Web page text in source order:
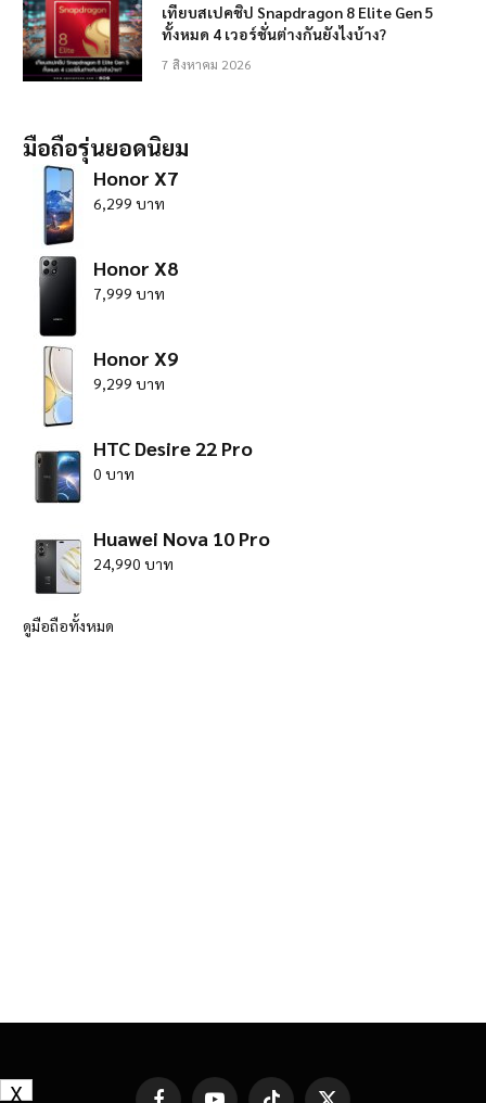
เทียบสเปคชิป Snapdragon 8 Elite Gen 5
ทั้งหมด 4 เวอร์ชั่นต่างกันยังไงบ้าง?
7 สิงหาคม 2026
มือถือรุ่นยอดนิยม
Honor X7
6,299 บาท
Honor X8
7,999 บาท
Honor X9
9,299 บาท
HTC Desire 22 Pro
0 บาท
Huawei Nova 10 Pro
24,990 บาท
ดูมือถือทั้งหมด
X